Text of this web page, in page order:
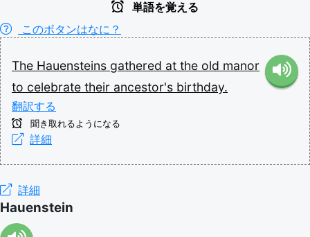
単語を覚える
このボタンはなに？
The Hauensteins gathered at the old manor
to celebrate their ancestor's birthday.
翻訳する
聞き取れるようになる
詳細
詳細
Hauenstein